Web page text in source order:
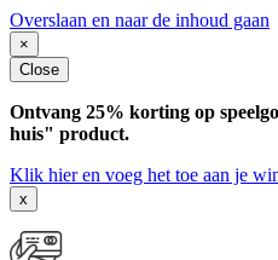
Overslaan en naar de inhoud gaan
×
Close
Ontvang 25% korting op
huis" product.
Klik hier en voeg het toe aan je
x